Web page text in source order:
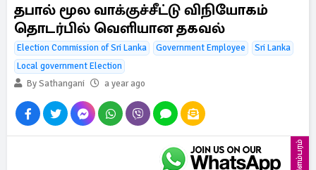
தபால் மூல வாக்குச்சீட்டு விநியோகம்
தொடர்பில் வெளியான தகவல்
Election Commission of Sri Lanka Government Employee
Sri Lanka
Local government Election
By Sathangani
a year ago
விளம்பரம்